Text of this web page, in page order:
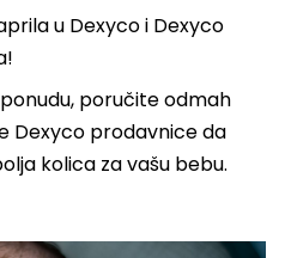
aprila u Dexyco i Dexyco
poručite odmah
Dexyco prodavnice da
kolica za vašu bebu.